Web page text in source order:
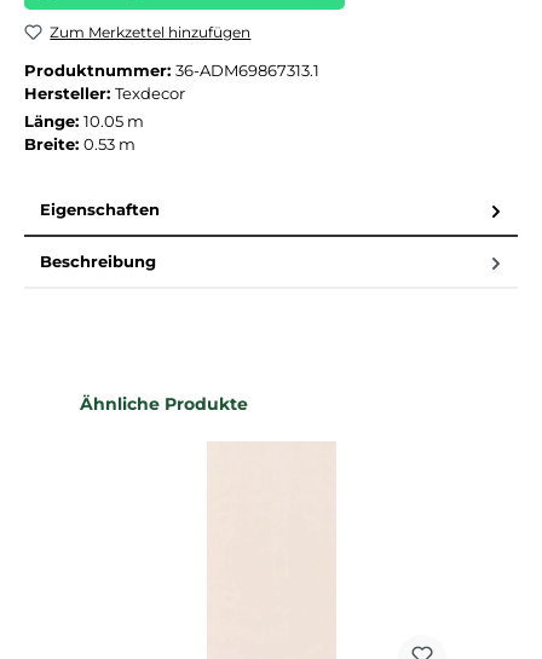
Zum Merkzettel hinzufügen
Produktnummer: 36-ADM69867313.1
Hersteller: Texdecor
Länge: 10.05 m
Breite: 0.53 m
Eigenschaften
Beschreibung
Produktgalerie überspringen
Ähnliche Produkte